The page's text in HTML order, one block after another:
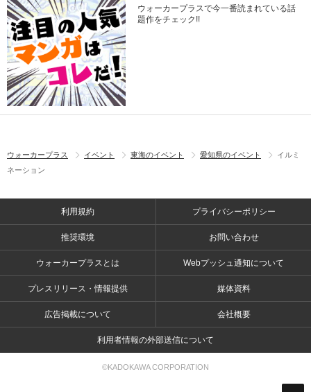
ウォーカープラスで今一番読まれている話
題作をチェック!!
ウォーカープラス イベント 東海のイベント 愛知県のイベント
イルミ
ネーション
利用規約 プライバシーポリシー
推奨環境 お問い合わせ
ウォーカープラスとは Webプッシュ通知について
プレスリリース・情報提供 媒体資料
広告掲載について 会社概要
利用者情報の外部送信について
©KADOKAWA CORPORATION